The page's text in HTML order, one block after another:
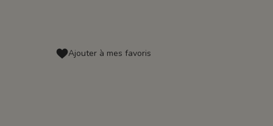
Ajouter à mes favoris